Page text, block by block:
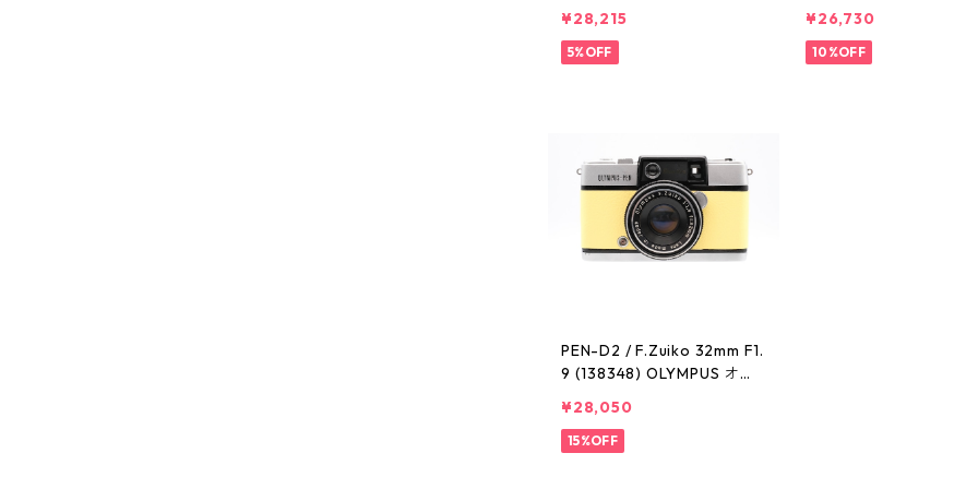
¥28,215
5%OFF
¥26,730
10%OFF
PEN-D2 / F.Zuiko 32mm F1.
9 (138348) OLYMPUS オリ
¥28,050
15%OFF